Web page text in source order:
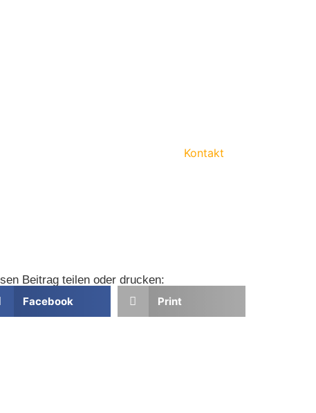
Kontakt
Beitrag teilen oder drucken:
Facebook
Print